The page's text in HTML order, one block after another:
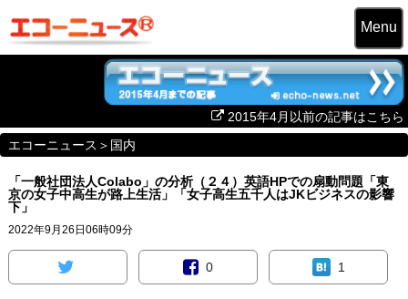
Menu
2015年4月以前の記事はこちら
エコーニュース ＞ 国内
「一般社団法人Colabo」の分析（２４）英語HPでの扇動問題「東
京の女子中高生が路上生活」「女子高生五千人はJKビジネスの影響
下」
2022年9月26日06時09分
0 1